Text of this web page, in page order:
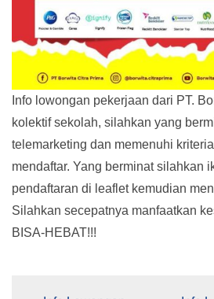
Info lowongan pekerjaan dari PT.
kolektif sekolah, silahkan yang
telemarketing dan memenuhi
mendaftar. Yang berminat silahkan
pendaftaran di leaflet kemudian
Silahkan secepatnya manfaatkan
BISA-HEBAT!!!